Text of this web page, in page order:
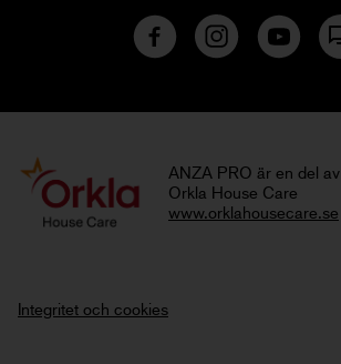
ANZA PRO är en del av
Orkla House Care
www.orklahousecare.se
Integritet och cookies